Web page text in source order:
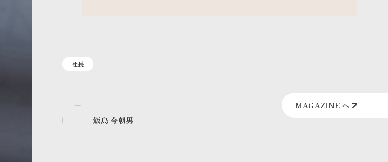
社長
MAGAZINE へ
飯島 今朝男